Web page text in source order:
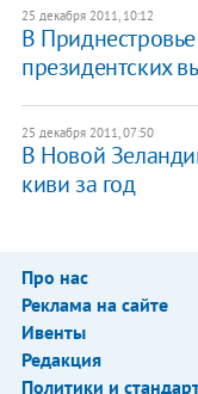
25 декабря 2011, 10:12
В
президентских
25 декабря 2011, 07:50
В Новой
киви за год
Про нас
Реклама на сайте
Ивенты
Редакция
Политики и